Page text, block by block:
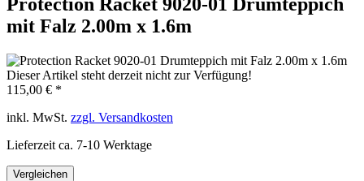
mit Falz 2.00m x 1.6m
Dieser Artikel steht derzeit nicht zur Verfügung!
115,00 € *
inkl. MwSt. zzgl. Versandkosten
Lieferzeit ca. 7-10 Werktage
Vergleichen